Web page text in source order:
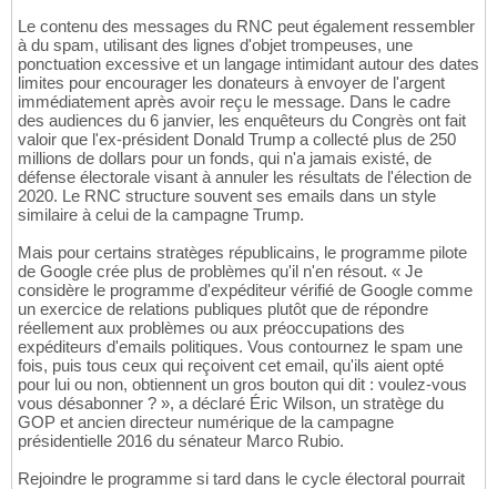
Le contenu des messages du RNC peut également ressembler
à du spam, utilisant des lignes d'objet trompeuses, une
ponctuation excessive et un langage intimidant autour des dates
limites pour encourager les donateurs à envoyer de l'argent
immédiatement après avoir reçu le message. Dans le cadre
des audiences du 6 janvier, les enquêteurs du Congrès ont fait
valoir que l'ex-président Donald Trump a collecté plus de 250
millions de dollars pour un fonds, qui n'a jamais existé, de
défense électorale visant à annuler les résultats de l'élection de
2020. Le RNC structure souvent ses emails dans un style
similaire à celui de la campagne Trump.
Mais pour certains stratèges républicains, le programme pilote
de Google crée plus de problèmes qu'il n'en résout. « Je
considère le programme d'expéditeur vérifié de Google comme
un exercice de relations publiques plutôt que de répondre
réellement aux problèmes ou aux préoccupations des
expéditeurs d'emails politiques. Vous contournez le spam une
fois, puis tous ceux qui reçoivent cet email, qu'ils aient opté
pour lui ou non, obtiennent un gros bouton qui dit : voulez-vous
vous désabonner ? », a déclaré Éric Wilson, un stratège du
GOP et ancien directeur numérique de la campagne
présidentielle 2016 du sénateur Marco Rubio.
Rejoindre le programme si tard dans le cycle électoral pourrait